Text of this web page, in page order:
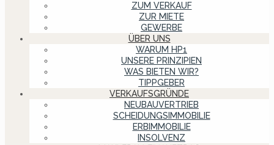
ZUM VERKAUF
ZUR MIETE
GEWERBE
ÜBER UNS
WARUM HP1
UNSERE PRINZIPIEN
WAS BIETEN WIR?
TIPPGEBER
VERKAUFSGRÜNDE
NEUBAUVERTRIEB
SCHEIDUNGSIMMOBILIE
ERBIMMOBILIE
INSOLVENZ